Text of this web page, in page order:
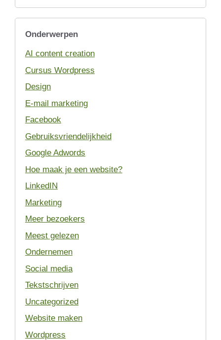
Onderwerpen
AI content creation
Cursus Wordpress
Design
E-mail marketing
Facebook
Gebruiksvriendelijkheid
Google Adwords
Hoe maak je een website?
LinkedIN
Marketing
Meer bezoekers
Meest gelezen
Ondernemen
Social media
Tekstschrijven
Uncategorized
Website maken
Wordpress